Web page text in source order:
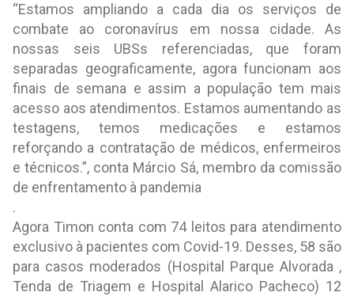
“Estamos ampliando a cada dia os serviços de
combate ao coronavírus em nossa cidade. As
nossas seis UBSs referenciadas, que foram
separadas geograficamente, agora funcionam aos
finais de semana e assim a população tem mais
acesso aos atendimentos. Estamos aumentando as
testagens, temos medicações e estamos
reforçando a contratação de médicos, enfermeiros
e técnicos.”, conta Márcio Sá, membro da comissão
de enfrentamento à pandemia
.
Agora Timon conta com 74 leitos para atendimento
exclusivo à pacientes com Covid-19. Desses, 58 são
para casos moderados (Hospital Parque Alvorada ,
Tenda de Triagem e Hospital Alarico Pacheco) 12